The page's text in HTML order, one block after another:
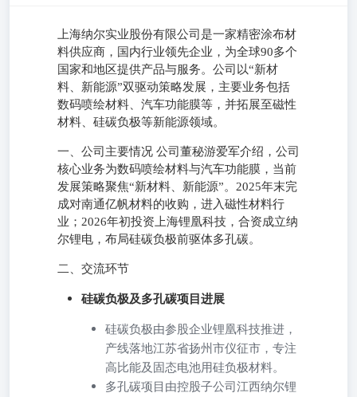
上海纳尔实业股份有限公司是一家精密涂布材
料供应商，国内行业领先企业，为全球90多个
国家和地区提供产品与服务。公司以“新材
料、新能源”双驱动策略发展，主要业务包括
数码喷绘材料、汽车功能膜等，并拓展至磁性
材料、硅碳负极等新能源领域。
一、公司主要情况 公司董秘游爱军介绍，公司
核心业务为数码喷绘材料与汽车功能膜，当前
发展策略聚焦“新材料、新能源”。2025年末完
成对南通亿帆材料的收购，进入磁性材料行
业；2026年初投资上海锂凰科技，合资成立纳
尔锂电，布局硅碳负极前驱体多孔碳。
二、交流环节
硅碳负极及多孔碳项目进展
硅碳负极由参股企业锂凰科技推进，
产线落地江苏省扬州市仪征市，专注
高比能及固态电池用硅负极材料。
多孔碳项目由控股子公司江西纳尔锂